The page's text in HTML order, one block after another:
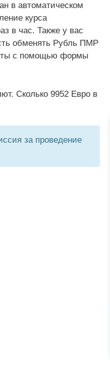
в автоматическом
курса
в час. Также у вас
обменять Рубль ПМР
с помощью формы
Сколько 9952 Евро в
за проведение